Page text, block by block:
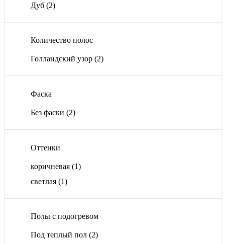
Дуб (2)
Количество полос
Голландский узор (2)
Фаска
Без фаски (2)
Оттенки
коричневая (1)
светлая (1)
Полы с подогревом
Под теплый пол (2)